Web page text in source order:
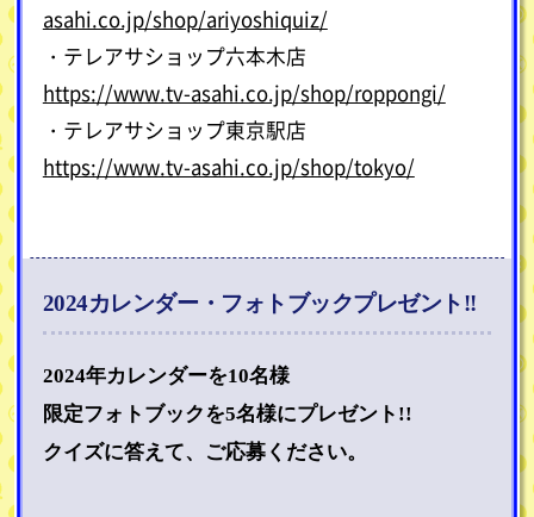
asahi.co.jp/shop/ariyoshiquiz/
・テレアサショップ六本木店
https://www.tv-asahi.co.jp/shop/roppongi/
・テレアサショップ東京駅店
https://www.tv-asahi.co.jp/shop/tokyo/
2024カレンダー・フォトブックプレゼント!!
2024年カレンダーを10名様
限定フォトブックを5名様にプレゼント!!
クイズに答えて、ご応募ください。